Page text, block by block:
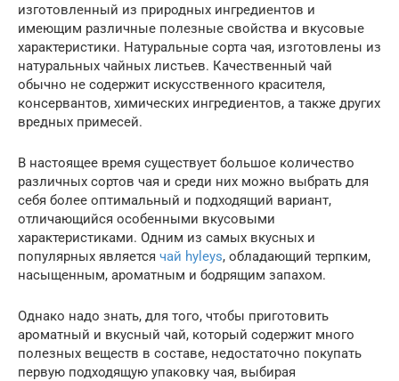
изготовленный из природных ингредиентов и
имеющим различные полезные свойства и вкусовые
характеристики. Натуральные сорта чая, изготовлены из
натуральных чайных листьев. Качественный чай
обычно не содержит искусственного красителя,
консервантов, химических ингредиентов, а также других
вредных примесей.
В настоящее время существует большое количество
различных сортов чая и среди них можно выбрать для
себя более оптимальный и подходящий вариант,
отличающийся особенными вкусовыми
характеристиками. Одним из самых вкусных и
популярных является чай hyleys, обладающий терпким,
насыщенным, ароматным и бодрящим запахом.
Однако надо знать, для того, чтобы приготовить
ароматный и вкусный чай, который содержит много
полезных веществ в составе, недостаточно покупать
первую подходящую упаковку чая, выбирая